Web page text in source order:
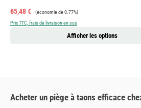
Prix de vente :
65,48 € Prix régulier :
(économie de 0.77%)
Prix TTC, frais de livraison en sus
Afficher les options
Acheter un piège à taons efficace